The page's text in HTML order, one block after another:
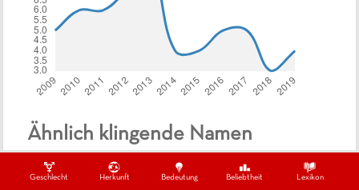
Geschlecht Herkunft Bedeutung Beliebtheit Lexikon
Ähnlich klingende Namen
Laurenzo Lauren Laurens, Laurence